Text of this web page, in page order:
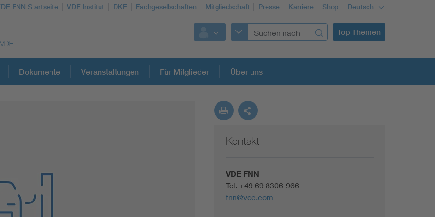
FNN Startseite VDE Institut DKE Fachgesellschaften Mitgliedschaft Presse Karriere Shop Deutsch
Top Themen
Versorgungsqualität Stromnetze
Dokumente Veranstaltungen Für Mitglieder Über uns
Kontakt
VDE FNN
Tel. +49 69 8306-966
fnn@vde.com